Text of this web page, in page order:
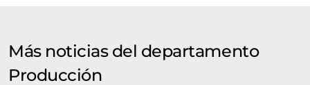
Más noticias del departamento
Producción